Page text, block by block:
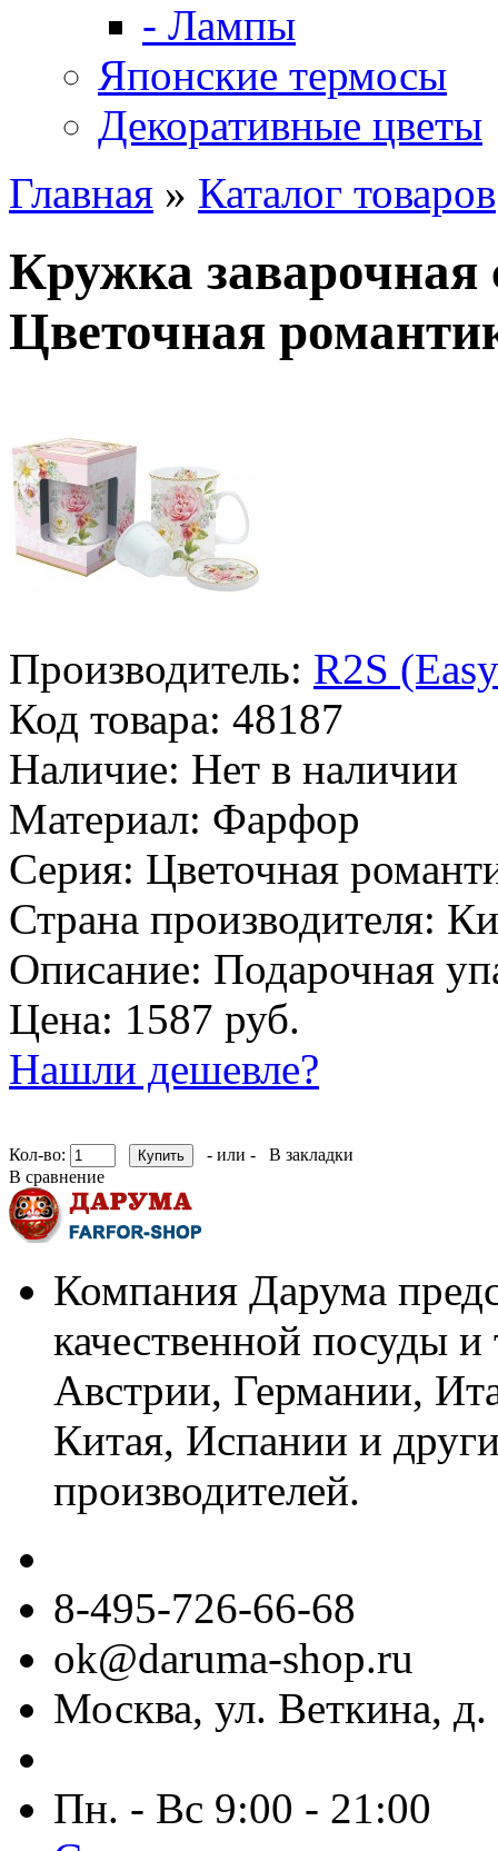
- Лампы
Японские термосы
Декоративные цветы
Главная » Каталог товаров
Кружка
Цветочная
Производитель: R2S
Код товара: 48187
Наличие: Нет в наличии
Материал: Фарфор
Серия: Цветочная
Страна производителя:
Описание: Подарочная
Цена: 1587 руб.
Нашли дешевле?
Кол-во: - или -
В закладки
В сравнение
Компания Дарума
качественной посуды
Австрии, Германии,
Китая, Испании и
производителей.
8-495-726-66-68
ok@daruma-shop.ru
Москва, ул. Веткина, д.
Пн. - Вс 9:00 - 21:00